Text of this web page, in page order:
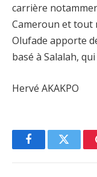
carrière
Cameroun et tout
Olufade apporte
basé à Salalah,
Hervé AKAKPO
FacebookTwitter